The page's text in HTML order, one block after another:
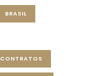
BRASIL
CONTRATOS